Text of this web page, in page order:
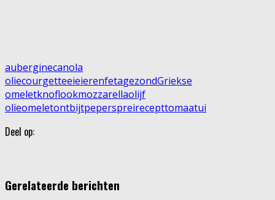
auberginecanola
oliecourgetteeieierenfetagezondGriekse
omeletknoflookmozzarellaolijf
olieomeletontbijtpeperspreirecepttomaatui
Deel op:
Gerelateerde berichten